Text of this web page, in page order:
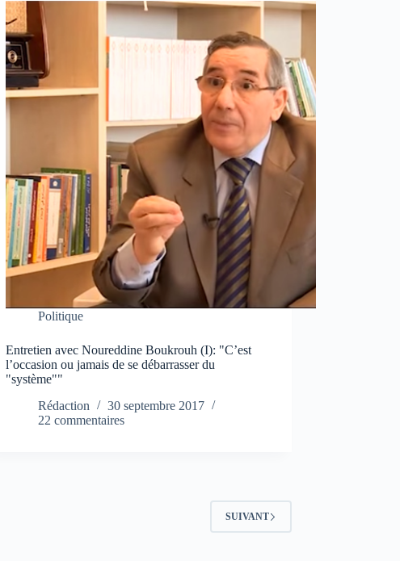
Politique
Entretien avec Noureddine Boukrouh (I): "C’est
l’occasion ou jamais de se débarrasser du
"système""
Rédaction
30 septembre 2017
22 commentaires
SUIVANT